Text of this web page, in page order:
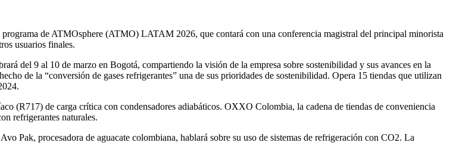
de ATMOsphere (ATMO) LATAM 2026, que contará con una conferencia magistral del principal minorista
usuarios finales.
del 9 al 10 de marzo en Bogotá, compartiendo la visión de la empresa sobre sostenibilidad y sus avances en la
de la “conversión de gases refrigerantes” una de sus prioridades de sostenibilidad. Opera 15 tiendas que utilizan
(R717) de carga crítica con condensadores adiabáticos. OXXO Colombia, la cadena de tiendas de conveniencia
refrigerantes naturales.
Pak, procesadora de aguacate colombiana, hablará sobre su uso de sistemas de refrigeración con CO2. La